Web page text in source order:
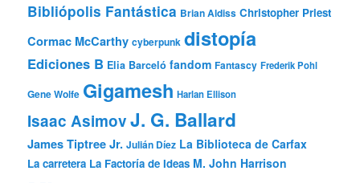
Bibliópolis Fantástica Brian Aldiss Christopher Priest
Cormac McCarthy cyberpunk distopía
Ediciones B Elia Barceló fandom Fantascy Frederik Pohl
Gene Wolfe Gigamesh Harlan Ellison
Isaac AsimovJ. G. Ballard
James Tiptree Jr. Julián Díez La Biblioteca de Carfax
La carretera La Factoría de Ideas M. John Harrison